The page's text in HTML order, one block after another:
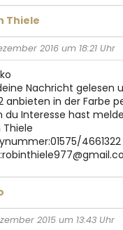
Thiele
2016 um 18:21 Uhr
Nachricht gelesen
anbieten in der Farbe
du Interesse hast
Thiele
4661322
2015 um 13:43 Uhr